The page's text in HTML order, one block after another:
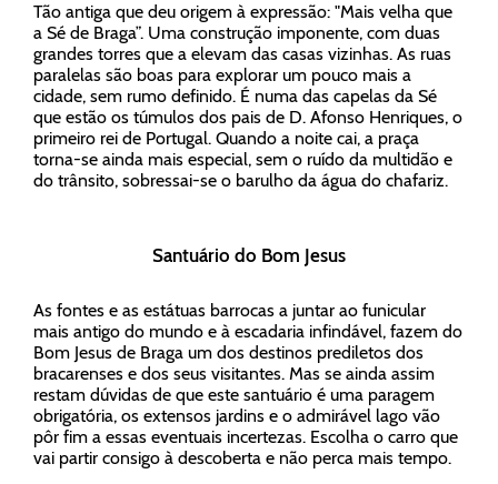
Tão antiga que deu origem à expressão: "Mais velha que
a Sé de Braga”. Uma construção imponente, com duas
grandes torres que a elevam das casas vizinhas. As ruas
paralelas são boas para explorar um pouco mais a
cidade, sem rumo definido. É numa das capelas da Sé
que estão os túmulos dos pais de D. Afonso Henriques, o
primeiro rei de Portugal. Quando a noite cai, a praça
torna-se ainda mais especial, sem o ruído da multidão e
do trânsito, sobressai-se o barulho da água do chafariz.
Santuário do Bom Jesus
As fontes e as estátuas barrocas a juntar ao funicular
mais antigo do mundo e à escadaria infindável, fazem do
Bom Jesus de Braga um dos destinos prediletos dos
bracarenses e dos seus visitantes. Mas se ainda assim
restam dúvidas de que este santuário é uma paragem
obrigatória, os extensos jardins e o admirável lago vão
pôr fim a essas eventuais incertezas. Escolha o carro que
vai partir consigo à descoberta e não perca mais tempo.